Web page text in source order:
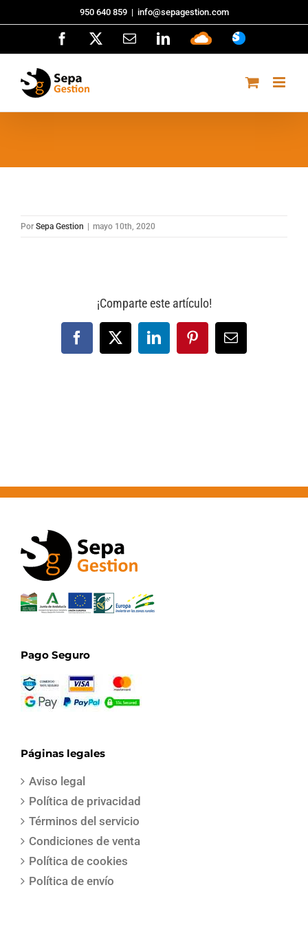
al
950 640 859 | info@sepagestion.com
Facebook
CorreoLinkedIn
Sepa
Por Sepa Gestion | mayo 10th, 2020
¡Comparte este artículo!
Facebook
X LinkedInPinterestCorreo
electrónico
Pago Seguro
Páginas legales
Aviso legal
Política de privacidad
Términos del servicio
Condiciones de venta
Política de cookies
Política de envío